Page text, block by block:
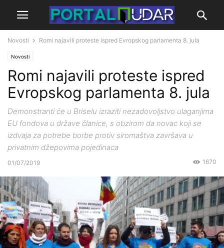
Novosti Romi najavili proteste ispred Evropskog parlamenta 8. jula
Novosti
Romi najavili proteste ispred
Evropskog parlamenta 8. jula
Demonstranti će u Briselu izraziti nezadovoljstvo ulaganjima
EU fondova u države članice, s obzirom da novac koji se
izdvaja za potrebe borbe protiv siromaštva završava u
privatnim džepovima pojedinaca
01/07/2019 1670